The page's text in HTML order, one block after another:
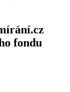
fondu